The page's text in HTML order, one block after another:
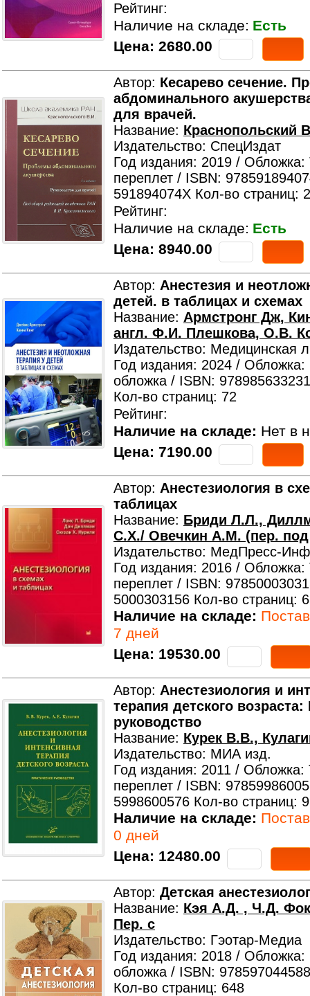
Рейтинг:
Наличие на складе: Есть
Цена: 2680.00
Автор: Кесарево сечение.
абдоминального
для врачей.
Название: Краснопольский
Издательство: СпецИздат
Год издания: 2019 /
переплет / ISBN:
591894074X Кол-во страниц:
Рейтинг:
Наличие на складе: Есть
Цена: 8940.00
Автор: Анестезия и
детей. в таблицах и схемах
Название: Армстронг Дж,
англ. Ф.И. Плешкова, О.В.
Издательство: Медицинская
Год издания: 2024 / Обложка:
обложка / ISBN:
Кол-во страниц: 72
Рейтинг:
Наличие на складе: Нет в
Цена: 7190.00
Автор: Анестезиология в
таблицах
Название: Бриди Л.Л.,
С.Х./ Овечкин А.М. (пер. под
Издательство: МедПресс-
Год издания: 2016 /
переплет / ISBN:
5000303156 Кол-во страниц:
Наличие на складе:
7 дней
Цена: 19530.00
Автор: Анестезиология и
терапия детского возраста:
руководство
Название: Курек В.В.,
Издательство: МИА изд.
Год издания: 2011 / Обложка:
переплет / ISBN:
5998600576 Кол-во страниц:
Наличие на складе:
0 дней
Цена: 12480.00
Автор: Детская
Название: Кэя А.Д. , Ч.Д.
Пер. с
Издательство: Гэотар-Медиа
Год издания: 2018 / Обложка:
обложка / ISBN:
Кол-во страниц: 648